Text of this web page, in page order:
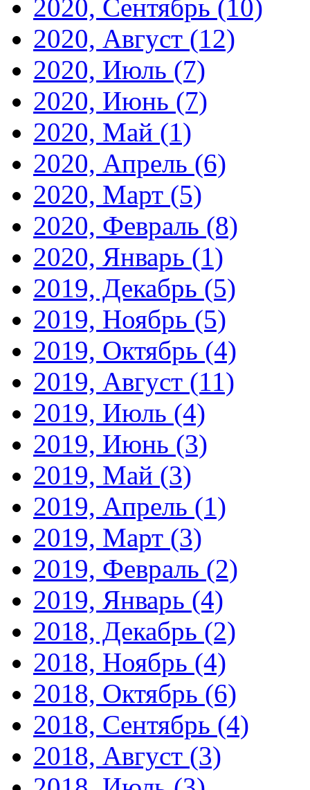
2020, Сентябрь (10)
2020, Август (12)
2020, Июль (7)
2020, Июнь (7)
2020, Май (1)
2020, Апрель (6)
2020, Март (5)
2020, Февраль (8)
2020, Январь (1)
2019, Декабрь (5)
2019, Ноябрь (5)
2019, Октябрь (4)
2019, Август (11)
2019, Июль (4)
2019, Июнь (3)
2019, Май (3)
2019, Апрель (1)
2019, Март (3)
2019, Февраль (2)
2019, Январь (4)
2018, Декабрь (2)
2018, Ноябрь (4)
2018, Октябрь (6)
2018, Сентябрь (4)
2018, Август (3)